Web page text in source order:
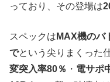
っており、その登場は
スペックは MAX機のバ
でという尖りまくった
変突入率80％ ・ 電サポ